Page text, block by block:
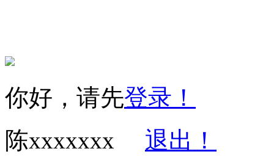
你好，请先登录！
陈xxxxxxx
退出！